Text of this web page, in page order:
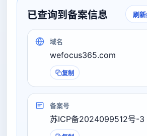
已查询到备案信息 刷
域名
wefocus365.com
复制
备案号
苏ICP备2024099512号-3